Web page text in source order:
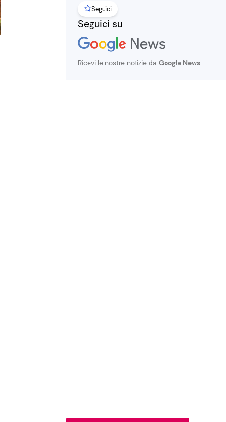
Seguici
Seguici su
Ricevi le nostre notizie da Google News